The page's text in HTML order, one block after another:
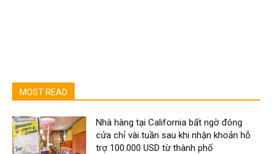
MOST READ
Nhà hàng tại California bất ngờ đóng
cửa chỉ vài tuần sau khi nhận khoản hỗ
trợ 100.000 USD từ thành phố